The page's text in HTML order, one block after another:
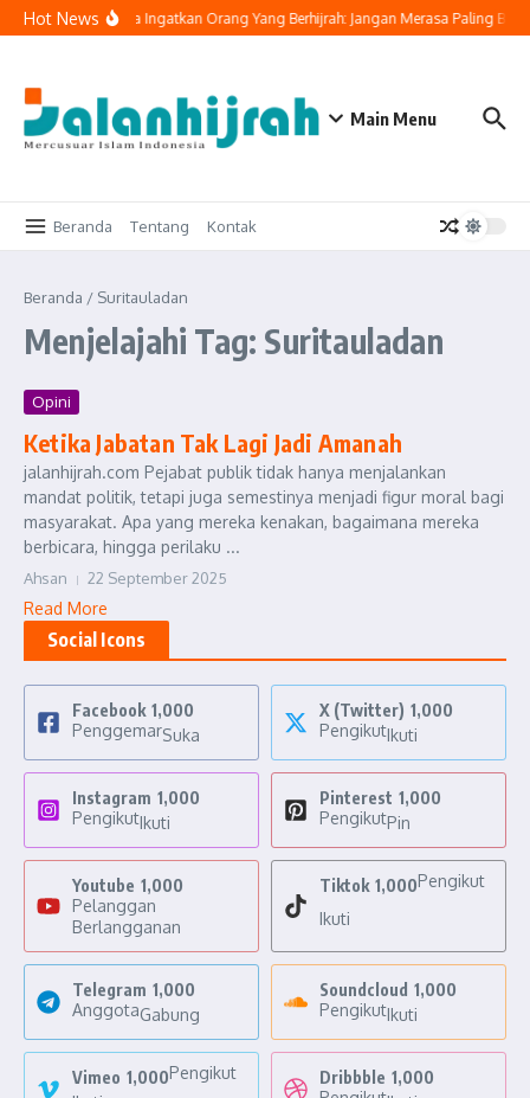
Lewati ke konten
Hot NewsBuya Yahya Ingatkan Orang Yang Berhijrah: Jangan Merasa Paling Benar
Main Menu
Beranda Tentang Kontak
Beranda / Suritauladan
Menjelajahi Tag: Suritauladan
Opini
Ketika Jabatan Tak Lagi Jadi Amanah
jalanhijrah.com Pejabat publik tidak hanya menjalankan
mandat politik, tetapi juga semestinya menjadi figur moral bagi
masyarakat. Apa yang mereka kenakan, bagaimana mereka
berbicara, hingga perilaku ...
Ahsan 22 September 2025
Read More
Social Icons
Facebook 1,000
PenggemarSuka
X (Twitter) 1,000
PengikutIkuti
Instagram 1,000
PengikutIkuti
Pinterest 1,000
PengikutPin
Youtube 1,000
Pelanggan
Berlangganan
Tiktok 1,000Pengikut
Ikuti
Telegram 1,000
AnggotaGabung
Soundcloud 1,000
PengikutIkuti
Vimeo 1,000Pengikut
Dribbble 1,000